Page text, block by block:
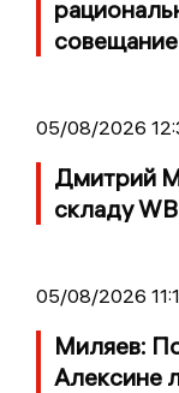
совещание
05/08/2026
Дмитрий
складу
05/08/2026
Миляев:
Алексине